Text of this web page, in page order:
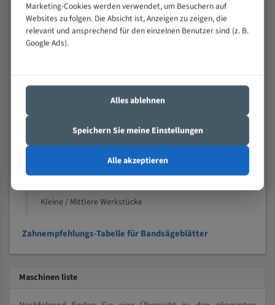
Positiver Spanwinkel
Bandkörper aus hochlegiertem Federstahl
Legierte HSS-beschichtete Zahnspitzen
Nichteisenmetalle
Kleine / Mittlere Werkstücke
Zahnempfehlungs-Tabelle für Bandsägeblätter
Maschinen liste
Marketing-Cookies werden verwendet, um Besuchern auf
Websites zu folgen. Die Absicht ist, Anzeigen zu zeigen, die
relevant und ansprechend für den einzelnen Benutzer sind (z. B.
Google Ads).
Alles ablehnen
Speichern Sie meine Einstellungen
Alle akzeptieren